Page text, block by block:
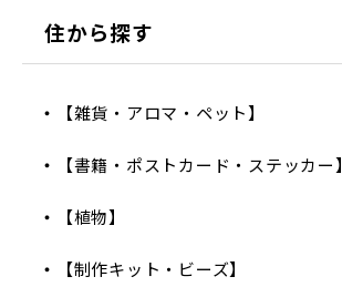
住から探す
【雑貨・アロマ・ペット】
【書籍・ポストカード・ステッカー】
【植物】
【制作キット・ビーズ】